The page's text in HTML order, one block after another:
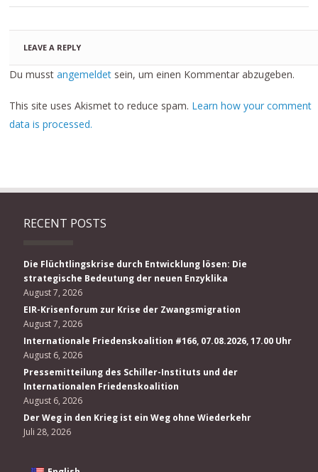
LEAVE A REPLY
Du musstangemeldet sein, um einen Kommentar abzugeben.
This site uses Akismet to reduce spam. Learn how your comment
data is processed.
RECENT POSTS
Die Flüchtlingskrise durch Entwicklung lösen: Die
strategische Bedeutung der neuen Enzyklika
August 7, 2026
EIR-Krisenforum zur Krise der Zwangsmigration
August 7, 2026
Internationale Friedenskoalition #166, 07.08.2026, 17.00 Uhr
August 6, 2026
Pressemitteilung des Schiller-Instituts und der
Internationalen Friedenskoalition
August 6, 2026
Der Weg in den Krieg ist ein Weg ohne Wiederkehr
Juli 28, 2026